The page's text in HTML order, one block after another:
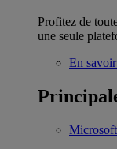
Profitez de
une seule
En